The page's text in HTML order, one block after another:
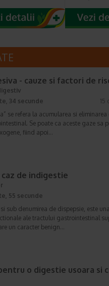
- cauze si factori de
34 secunde
15
se refera la acumularea si
Se poate ca aceste gaze sa
fiind apoi…
de indigestie
55 secunde
sub denumirea de dispepsie, este
ale tractului gastrointestinal
un caracter benign…
o digestie usoara si